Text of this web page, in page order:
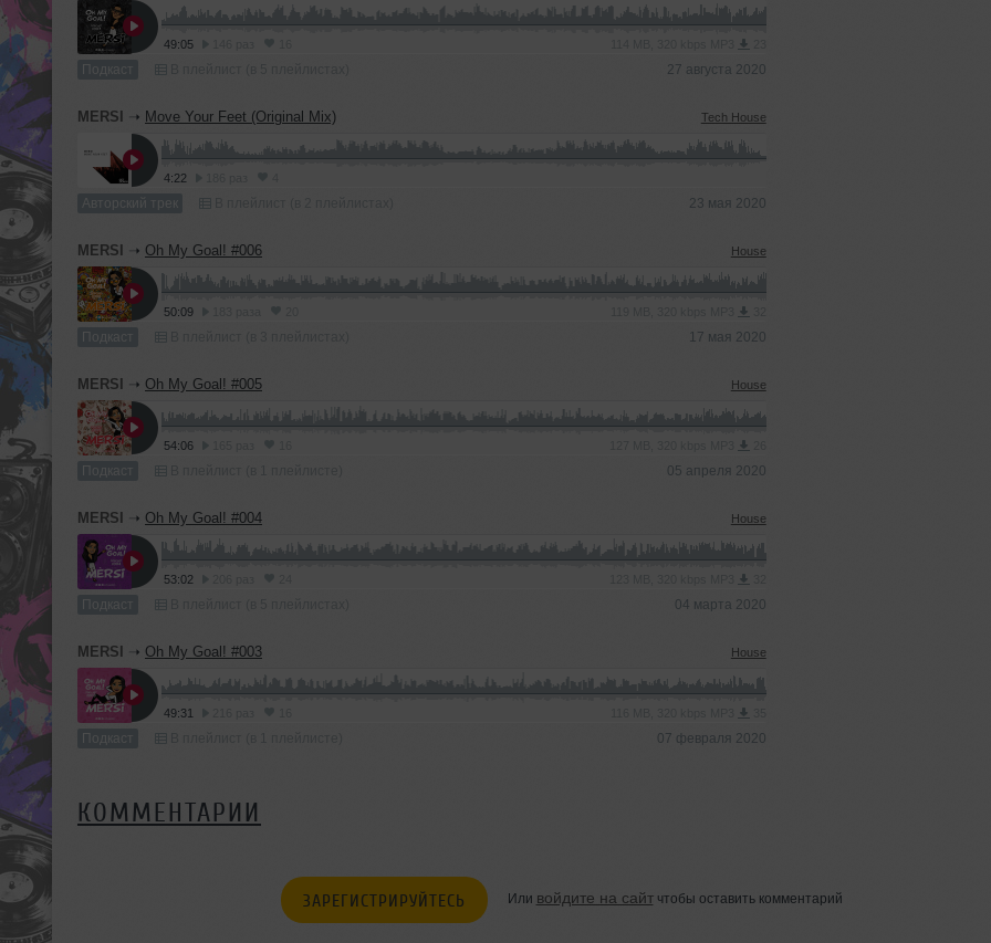
49:05
Подкаст 27 августа 2020
MERSI ➝ Move Your Feet (Original Mix) Tech House
4:22
Авторский трек 23 мая 2020
MERSI ➝ Oh My Goal! #006 House
50:09
Подкаст 17 мая 2020
MERSI ➝ Oh My Goal! #005 House
54:06
Подкаст 05 апреля 2020
MERSI ➝ Oh My Goal! #004 House
53:02
Подкаст 04 марта 2020
MERSI ➝ Oh My Goal! #003 House
49:31
Подкаст 07 февраля 2020
КОММЕНТАРИИ
ЗАРЕГИСТРИРУЙТЕСЬ Или войдите на сайтчтобы оставить комментарий